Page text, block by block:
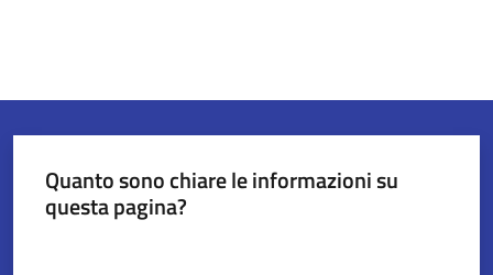
Quanto sono chiare le informazioni su
questa pagina?